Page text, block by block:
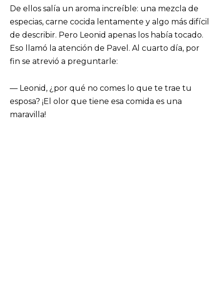
De ellos salía un aroma increíble: una mezcla de
especias, carne cocida lentamente y algo más difícil
de describir. Pero Leonid apenas los había tocado.
Eso llamó la atención de Pavel. Al cuarto día, por
fin se atrevió a preguntarle:
— Leonid, ¿por qué no comes lo que te trae tu
esposa? ¡El olor que tiene esa comida es una
maravilla!